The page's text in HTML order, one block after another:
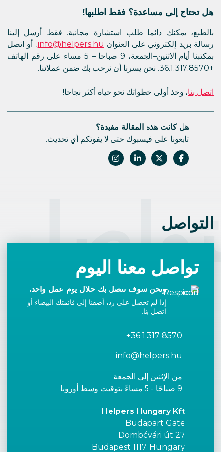
هل تحتاج إلى مساعدة؟ فقط اطلبها!
بالطبع، يمكنك دائما طلب استشارة مجانية. فقط أرسل إلينا
رسالة بريد إلكتروني على العنوان info@helpers.hu، أو اتصل
بمكتبنا أيام الاثنين–الجمعة، 9 صباحا – 5 مساء على رقم الهاتف
+36.1.317.8570. نحن يسرنا أن نرحب بك ضمن عملائنا.
اتصل بنا، وخذ أولى خطواتك نحو حياة أكثر نجاحا!
هل كانت هذه المقالة مفيدة؟
تابعونا على فيسبوك حتى لا يفوتكم أي تحديث.
التواصل
تواصل معنا اليوم
ونحن سوف نتصل بك خلال يوم عمل واحد.
إذا لم تحصل على رد، أضفنا إلى قائمتك البيضاء أو
اتصل بنا.
+36 1 317 8570
info@helpers.hu
من الإثنين إلى الجمعة
9 صباحًا - 5 مساءً بتوقيت وسط أوروبا
Helpers Hungary Kft
Budapart Gate
Dombóvári út 27
Budapest 1117, Hungary